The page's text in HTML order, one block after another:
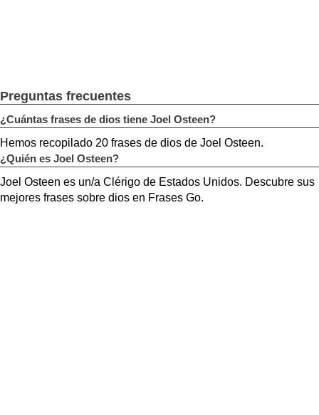
Preguntas frecuentes
¿Cuántas frases de dios tiene Joel Osteen?
Hemos recopilado 20 frases de dios de Joel Osteen.
¿Quién es Joel Osteen?
Joel Osteen es un/a Clérigo de Estados Unidos. Descubre sus
mejores frases sobre dios en Frases Go.